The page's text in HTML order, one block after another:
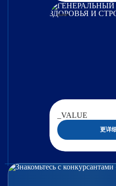
_VALUE
更详细